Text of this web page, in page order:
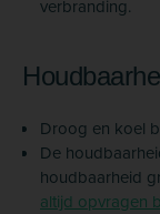
verbranding.
Droog en koel
De
houdbaarheid
altijd opvragen